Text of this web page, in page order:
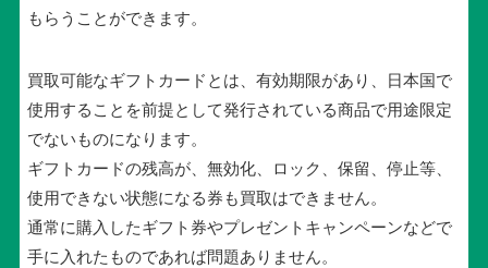
もらうことができます。
買取可能なギフトカードとは、有効期限があり、日本国で
使用することを前提として発行されている商品で用途限定
でないものになります。
ギフトカードの残高が、無効化、ロック、保留、停止等、
使用できない状態になる券も買取はできません。
通常に購入したギフト券やプレゼントキャンペーンなどで
手に入れたものであれば問題ありません。